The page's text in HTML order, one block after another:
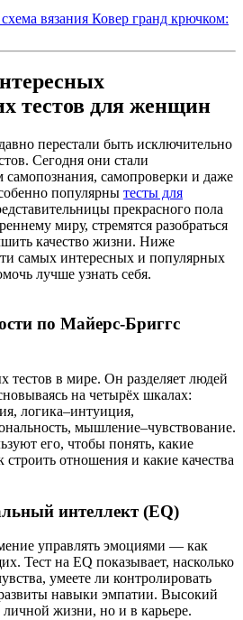
Ковер гранд крючком:
тестов для женщин
перестали быть исключительно
Сегодня они стали
самопознания, самопроверки и даже
популярны тесты для
прекрасного пола
миру, стремятся разобраться
качество жизни. Ниже
самых интересных и популярных
лучше узнать себя.
по Майерс-Бриггс
тестов в мире. Он разделяет людей
на четырёх шкалах:
логика–интуиция,
мышление–чувствование.
его, чтобы понять, какие
отношения и какие качества
интеллект (EQ)
управлять эмоциями — как
Тест на EQ показывает, насколько
умеете ли контролировать
навыки эмпатии. Высокий
личной жизни, но и в карьере.